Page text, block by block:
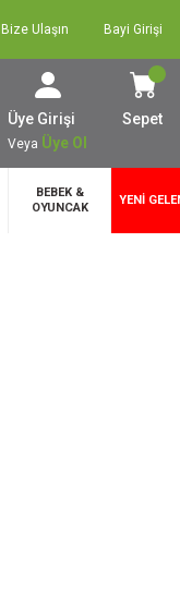
Bize Ulaşın Bayi Girişi
Üye Girişi
Veya Üye Ol
Sepet
BEBEK &
OYUNCAK
YENİ